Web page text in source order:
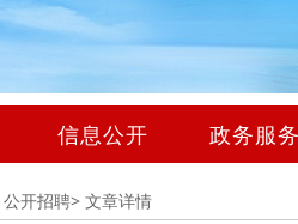
信息公开 政务服
公开招聘> 文章详情